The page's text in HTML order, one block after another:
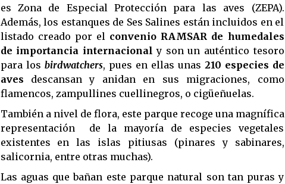
es Zona de Especial Protección para las aves (ZEPA).
Además, los estanques de Ses Salines están incluidos en el
listado creado por el convenio RAMSAR de humedales
de importancia internacional y son un auténtico tesoro
para los birdwatchers, pues en ellas unas 210 especies de
aves descansan y anidan en sus migraciones, como
flamencos, zampullines cuellinegros, o cigüeñuelas.
También a nivel de flora, este parque recoge una magnífica
representación de la mayoría de especies vegetales
existentes en las islas pitiusas (pinares y sabinares,
salicornia, entre otras muchas).
Las aguas que bañan este parque natural son tan puras y